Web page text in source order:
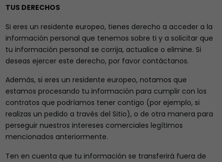
TUS DERECHOS
Si eres un residente europeo, tienes derecho a acceder a la
información personal que tenemos sobre ti y a solicitar que
tu información personal se corrija, actualice o elimine. Si
deseas ejercer este derecho, por favor contáctanos.
Además, si eres un residente europeo, notamos que
estamos procesando tu información para cumplir con los
contratos que podríamos tener contigo (por ejemplo, si
realizas un pedido a través del Sitio), o de otra manera para
perseguir nuestros intereses comerciales legítimos
mencionados anteriormente.
Ten en cuenta que tu información se transferirá fuera de